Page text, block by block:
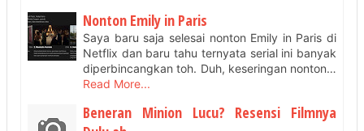
Nonton Emily in Paris
Saya baru saja selesai nonton Emily in Paris di
Netflix dan baru tahu ternyata serial ini banyak
diperbincangkan toh. Duh, keseringan nonton…
Read More...
Beneran Minion Lucu? Resensi Filmnya